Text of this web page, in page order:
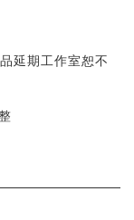
延期工作室恕不